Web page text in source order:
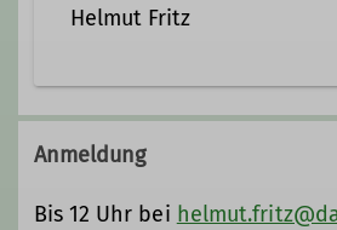
Helmut Fritz
08024/4554
helmut.fritz@dav-
Anmeldung
Bis 12 Uhr bei